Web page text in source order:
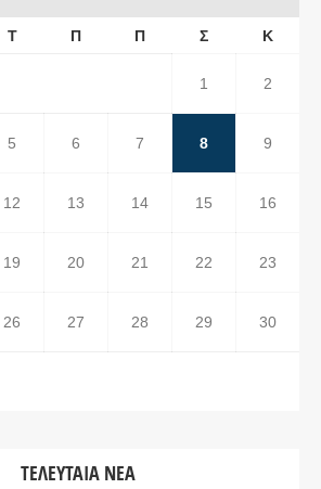
Τ Π Π Σ Κ
1 2
5 6 7 8 9
12 13 14 15 16
19 20 21 22 23
26 27 28 29 30
ΤΕΛΕΥΤΑΊΑ ΝΈΑ